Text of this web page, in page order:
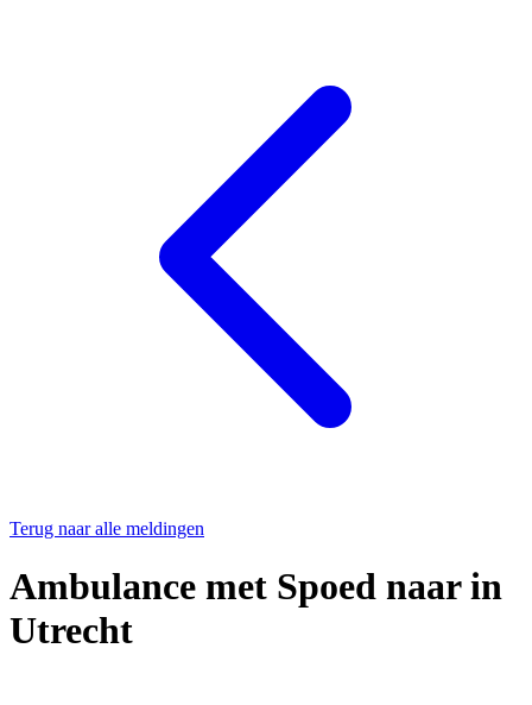
Terug naar alle meldingen
Ambulance met Spoed naar in
Utrecht